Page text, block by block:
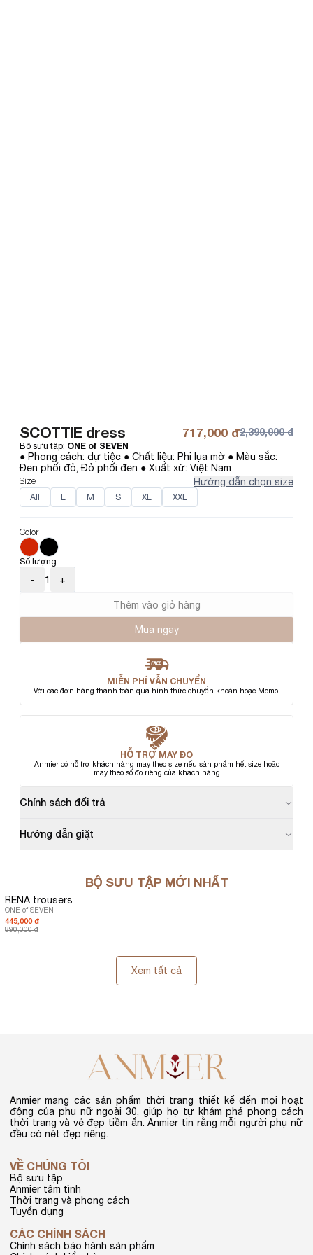
SCOTTIE dress 717,000 đ2,390,000 đ
Bộ sưu tập: ONE of SEVEN
● Phong cách: dự tiệc ● Chất liệu: Phi lụa mờ ● Màu sắc:
Đen phối đỏ, Đỏ phối đen ● Xuất xứ: Việt Nam
Size Hướng dẫn chọn size
All L M S XL XXL
Color
Số lượng
- 1 +
Thêm vào giỏ hàng
Mua ngay
MIỄN PHÍ VẪN CHUYỂN
Với các đơn hàng thanh toán qua hình thức chuyển khoản hoặc Momo.
HỖ TRỢ MAY ĐO
Anmier có hỗ trợ khách hàng may theo size nếu sản phẩm hết size hoặc
may theo số đo riêng của khách hàng
Chính sách đổi trả
Hướng dẫn giặt
BỘ SƯU TẬP MỚI NHẤT
RENA trousers
ONE of SEVEN
445,000 đ
890,000 đ
Xem tất cả
Anmier mang các sản phẩm thời trang thiết kế đến mọi hoạt
động của phụ nữ ngoài 30, giúp họ tự khám phá phong cách
thời trang và vẻ đẹp tiềm ẩn. Anmier tin rằng mỗi người phụ nữ
đều có nét đẹp riêng.
VỀ CHÚNG TÔI
Bộ sưu tập
Anmier tâm tình
Thời trang và phong cách
Tuyển dụng
CÁC CHÍNH SÁCH
Chính sách bảo hành sản phẩm